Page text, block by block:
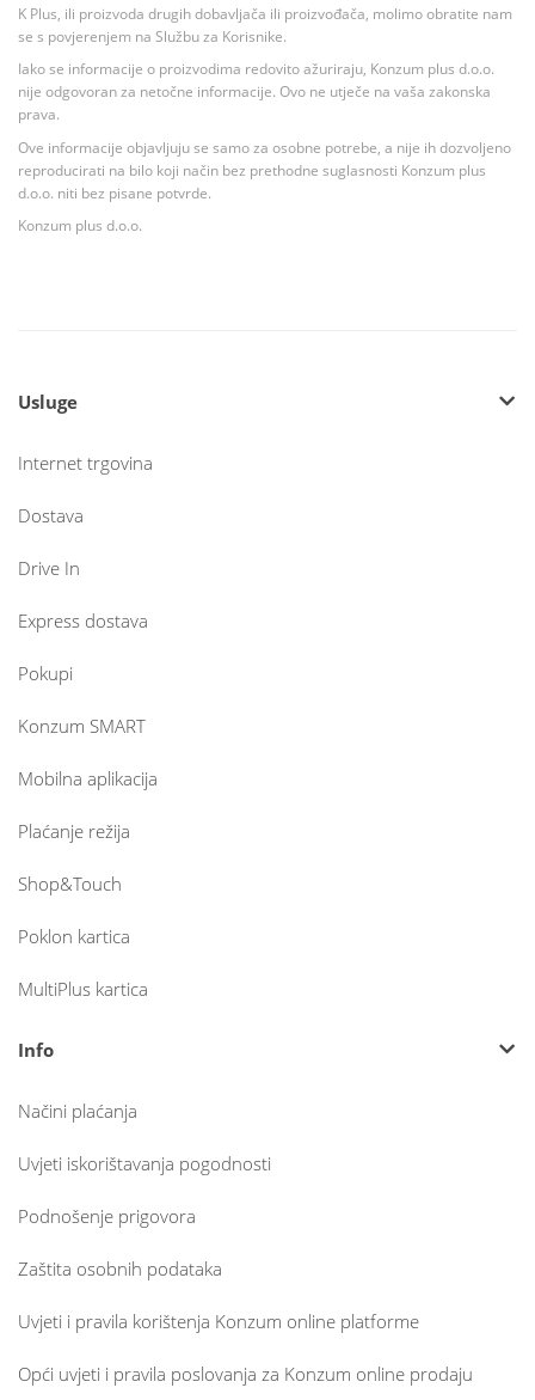
K Plus, ili proizvoda drugih dobavljača ili proizvođača, molimo obratite nam
se s povjerenjem na Službu za Korisnike.
Iako se informacije o proizvodima redovito ažuriraju, Konzum plus d.o.o.
nije odgovoran za netočne informacije. Ovo ne utječe na vaša zakonska
prava.
Ove informacije objavljuju se samo za osobne potrebe, a nije ih dozvoljeno
reproducirati na bilo koji način bez prethodne suglasnosti Konzum plus
d.o.o. niti bez pisane potvrde.
Konzum plus d.o.o.
Usluge
Internet trgovina
Dostava
Drive In
Express dostava
Pokupi
Konzum SMART
Mobilna aplikacija
Plaćanje režija
Shop&Touch
Poklon kartica
MultiPlus kartica
Info
Načini plaćanja
Uvjeti iskorištavanja pogodnosti
Podnošenje prigovora
Zaštita osobnih podataka
Uvjeti i pravila korištenja Konzum online platforme
Opći uvjeti i pravila poslovanja za Konzum online prodaju